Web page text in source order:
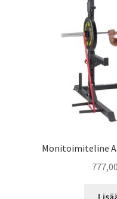
Monitoimiteline
777,00